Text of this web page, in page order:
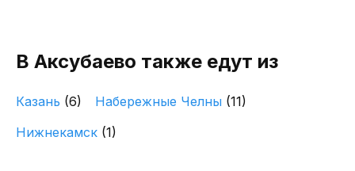
В Аксубаево также едут из
Казань (6) Набережные Челны (11)
Нижнекамск (1)